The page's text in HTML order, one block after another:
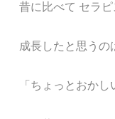
昔に比べて セラピ
成長したと思うの
「ちょっとおかし